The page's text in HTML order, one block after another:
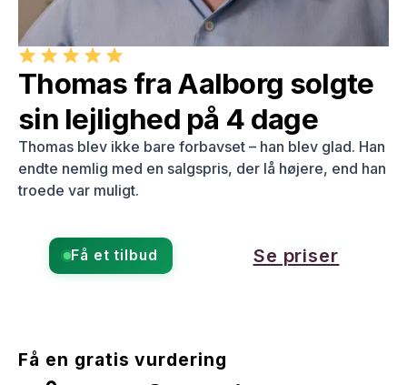
Thomas fra Aalborg solgte
sin lejlighed på 4 dage
Thomas blev ikke bare forbavset – han blev glad. Han
endte nemlig med en salgspris, der lå højere, end han
troede var muligt.
Få et tilbud Se priser
Få en gratis vurdering